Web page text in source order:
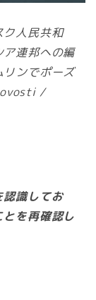
ク人民共和
連邦への編
ンでポーズ
/
認識してお
を再確認し